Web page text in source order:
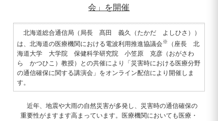
会」を開催
北海道総合通信局（局長 髙田 義久（たかだ よしひさ））
は、北海道の医療機関における電波利用推進協議会※
（座長 北
海道大学 大学院 保健科学研究院 小笠原 克彦（おがさわ
ら かつひこ）教授）との共催により「災害時における医療分野
の通信確保に関する講演会」をオンライン配信により開催しま
す。
近年、地震や大雨の自然災害が多発し、災害時の通信確保の
重要性がますます高まっています。医療機関においても医療・